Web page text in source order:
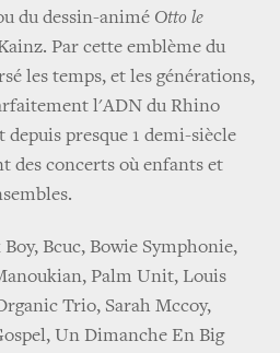
du dessin-animé Otto le
Par cette emblème du
les temps, et les générations,
l'ADN du Rhino
depuis presque 1 demi-siècle
des concerts où enfants et
Boy, Bcuc, Bowie Symphonie,
Palm Unit, Louis
Trio, Sarah Mccoy,
Un Dimanche En Big